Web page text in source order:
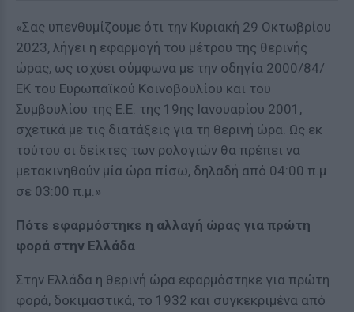
«Σας υπενθυμίζουμε ότι την Κυριακή 29 Οκτωβρίου
2023, λήγει η εφαρμογή του μέτρου της θερινής
ώρας, ως ισχύει σύμφωνα με την οδηγία 2000/84/
ΕΚ του Ευρωπαϊκού Κοινοβουλίου και του
Συμβουλίου της Ε.Ε. της 19ης Ιανουαρίου 2001,
σχετικά με τις διατάξεις για τη θερινή ώρα. Ως εκ
τούτου οι δείκτες των ρολογιών θα πρέπει να
μετακινηθούν μία ώρα πίσω, δηλαδή από 04:00 π.μ
σε 03:00 π.μ.»
Πότε εφαρμόστηκε η αλλαγή ώρας για πρώτη
φορά στην Ελλάδα
Στην Ελλάδα η θερινή ώρα εφαρμόστηκε για πρώτη
φορά, δοκιμαστικά, το 1932 και συγκεκριμένα από